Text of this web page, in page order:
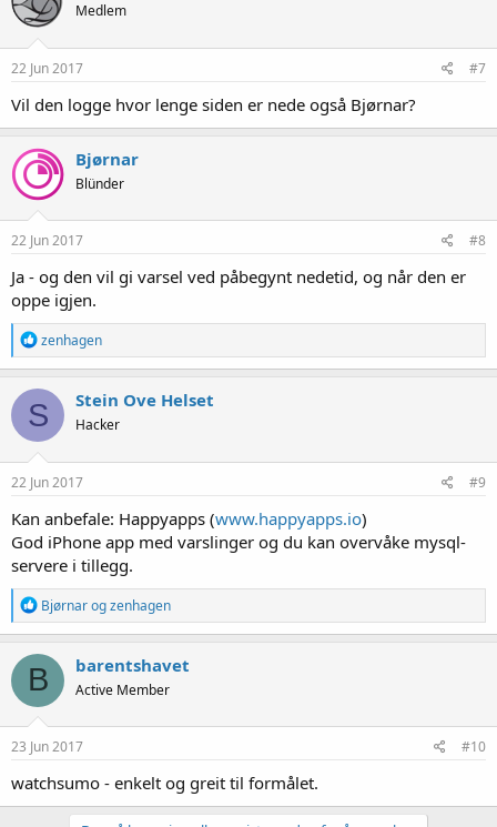
Medlem
22 Jun 2017 #7
Vil den logge hvor lenge siden er nede også Bjørnar?
Bjørnar
Blünder
22 Jun 2017 #8
Ja - og den vil gi varsel ved påbegynt nedetid, og når den er
oppe igjen.
R
e
a
k
s
j
o
n
e
zenhagen
S Stein Ove Helset
Hacker
22 Jun 2017 #9
Kan anbefale: Happyapps (www.happyapps.io)
God iPhone app med varslinger og du kan overvåke mysql-
servere i tillegg.
R
e
a
k
s
j
o
n
e
:
Bjørnarogzenhagen
B barentshavet
Active Member
23 Jun 2017 #10
watchsumo - enkelt og greit til formålet.